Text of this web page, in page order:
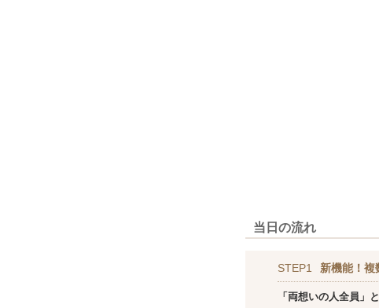
当日の流れ
STEP1 新機能！複
「両想いの人全員」と